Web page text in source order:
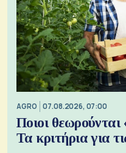
AGRO 07.08.2026, 07:00
Ποιοι θεωρούνται
Τα κριτήρια για